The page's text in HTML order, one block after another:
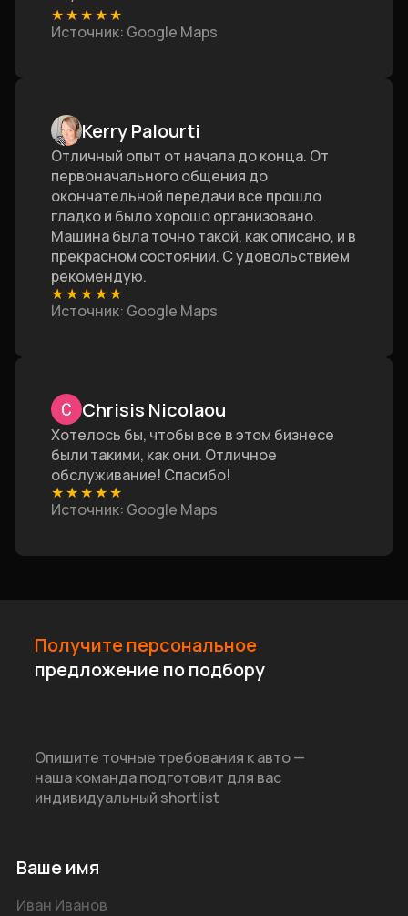
★★★★★
Источник: Google Maps
Kerry Palourti
Отличный опыт от начала до конца. От
первоначального общения до
окончательной передачи все прошло
гладко и было хорошо организовано.
Машина была точно такой, как описано, и в
прекрасном состоянии. С удовольствием
рекомендую.
★★★★★
Источник: Google Maps
Chrisis Nicolaou
Хотелось бы, чтобы все в этом бизнесе
были такими, как они. Отличное
обслуживание! Спасибо!
★★★★★
Источник: Google Maps
Ваше имя
Получите персональное
предложение по подбору
Опишите точные требования к авто —
наша команда подготовит для вас
индивидуальный shortlist